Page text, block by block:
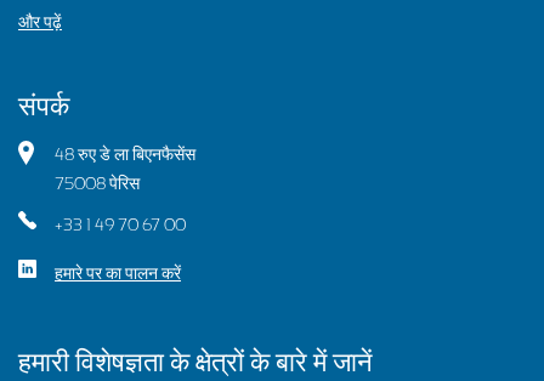
और पढ़ें
संपर्क
48 रुए डे ला बिएनफैसेंस
75008 पेरिस
+33 1 49 70 67 00
हमारे पर का पालन करें
हमारी विशेषज्ञता के क्षेत्रों के बारे में जानें